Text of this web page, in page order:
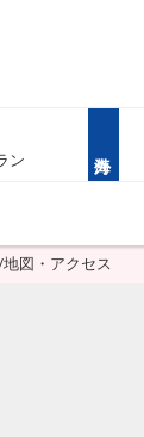
ン
図・アクセス